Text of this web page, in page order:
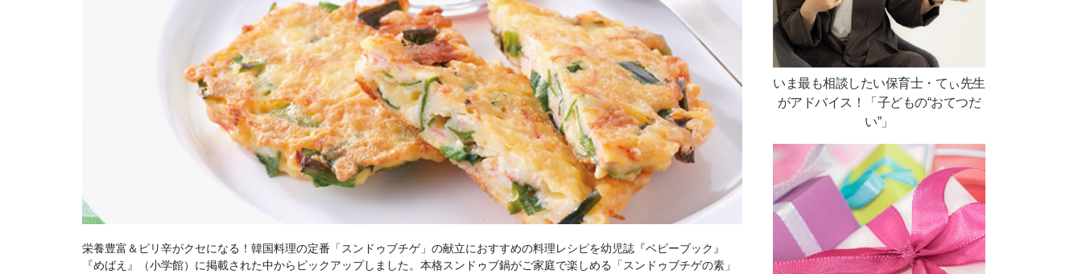
栄養豊富＆ピリ辛がクセになる！韓国料理の定番「スンドゥブチゲ」の献立におすすめの料理レシピを幼児誌『ベビーブック』
『めばえ』（小学館）に掲載された中からピックアップしました。本格スンドゥブ鍋がご家庭で楽しめる「スンドゥブチゲの素」
いま最も相談したい保育士・てぃ先生
がアドバイス！「子どもの“おてつだ
い”」